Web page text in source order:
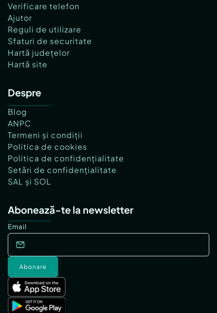
Verificare telefon
Ajutor
Reguli de utilizare
Sfaturi de securitate
Hartă județelor
Hartă site
Despre
Blog
ANPC
Termeni și condiții
Politica de cookies
Politica de confidențialitate
Setări de confidențialitate
SAL și SOL
Abonează-te la newsletter
Email
Abonare